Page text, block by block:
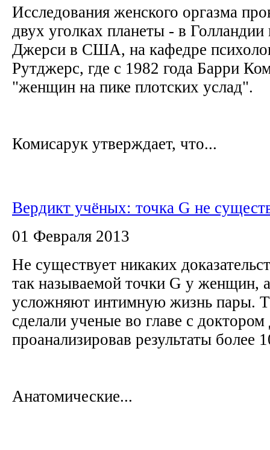
Исследования женского оргазма
двух уголках планеты - в
Джерси в США, на кафедре
Рутджерс, где с 1982 года Барри
"женщин на пике плотских услад".
Комисарук утверждает, что...
Вердикт учёных: точка G не
01 Февраля 2013
Не существует никаких
так называемой точки G у женщин,
усложняют интимную жизнь пары.
сделали ученые во главе с
проанализировав результаты более
Анатомические...